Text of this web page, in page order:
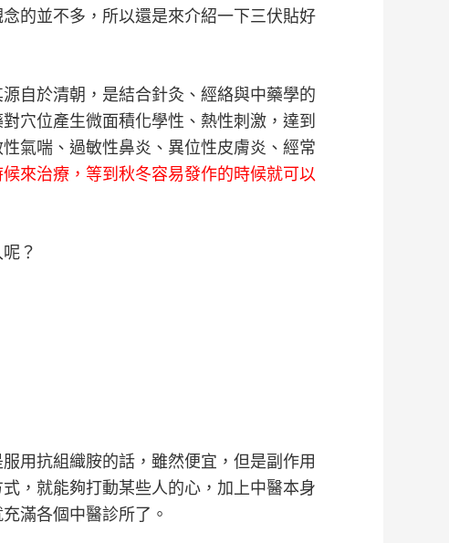
的並不多，所以還是來介紹一下三伏貼好
自於清朝，是結合針灸、經絡與中藥學的
穴位產生微面積化學性、熱性刺激，達到
氣喘、過敏性鼻炎、異位性皮膚炎、經常
來治療，等到秋冬容易發作的時候就可以
？
用抗組織胺的話，雖然便宜，但是副作用
，就能夠打動某些人的心，加上中醫本身
滿各個中醫診所了。